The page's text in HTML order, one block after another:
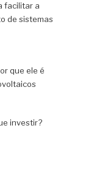
facilitar a
de sistemas
que ele é
investir?